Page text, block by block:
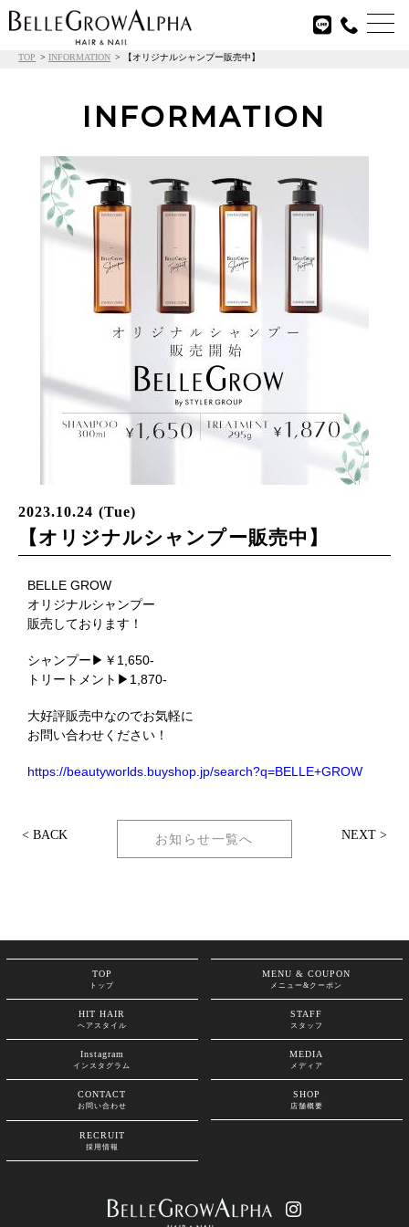

TOP INFORMATION 【オリジナルシャンプー販売中】
INFORMATION
2023.10.24 (Tue)
【オリジナルシャンプー販売中】
BELLE GROW
オリジナルシャンプー
販売しております！
シャンプー▶￥1,650-
トリートメント▶1,870-
大好評販売中なのでお気軽に
お問い合わせください！
https://beautyworlds.buyshop.jp/search?q=BELLE+GROW
< BACK お知らせ一覧へ NEXT >
TOP
トップ
MENU & COUPON
メニュー&クーポン
HIT HAIR
ヘアスタイル
STAFF
スタッフ
Instagram
インスタグラム
MEDIA
メディア
CONTACT
お問い合わせ
SHOP
店舗概要
RECRUIT
採用情報
